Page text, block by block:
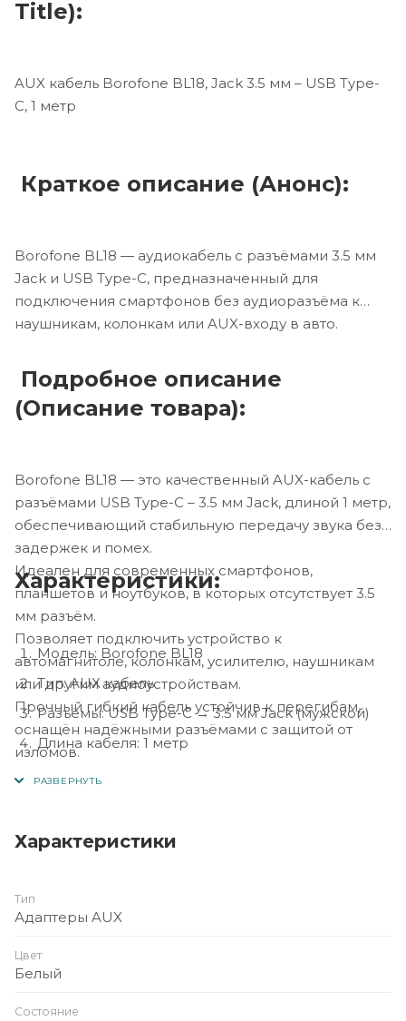
Title):
AUX кабель Borofone BL18, Jack 3.5 мм – USB Type-
C, 1 метр
Краткое описание (Анонс):
Borofone BL18 — аудиокабель с разъёмами 3.5 мм
Jack и USB Type-C, предназначенный для
подключения смартфонов без аудиоразъёма к
наушникам, колонкам или AUX-входу в авто.
Подробное описание
(Описание товара):
Borofone BL18 — это качественный AUX-кабель с
разъёмами USB Type-C – 3.5 мм Jack, длиной 1 метр,
обеспечивающий стабильную передачу звука без
задержек и помех.
Идеален для современных смартфонов,
планшетов и ноутбуков, в которых отсутствует 3.5
мм разъём.
Позволяет подключить устройство к
автомагнитоле, колонкам, усилителю, наушникам
или другим аудиоустройствам.
Прочный гибкий кабель устойчив к перегибам,
оснащён надёжными разъёмами с защитой от
изломов.
Характеристики:
Модель: Borofone BL18
Тип: AUX кабель
Разъёмы: USB Type-C → 3.5 мм Jack (мужской)
Длина кабеля: 1 метр
Материал оболочки: TPE / ПВХ
Особенности: чистый звук, компактный, гибкий,
Характеристики
Тип
Адаптеры AUX
Цвет
Белый
Состояние